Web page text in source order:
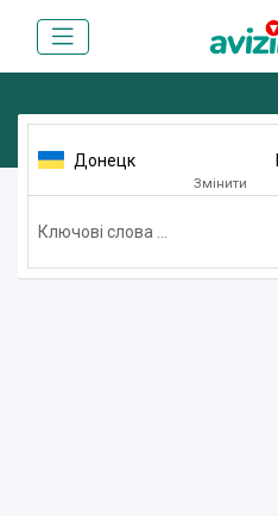
Донецк
Змінити